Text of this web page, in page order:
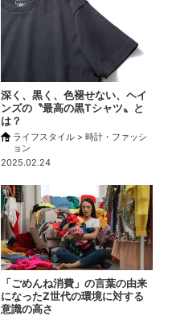
深く、黒く、色褪せない、ヘイ
ンズの〝最高の黒Tシャツ〟と
は？
ライフスタイル > 時計・ファッシ
ョン
2025.02.24
「ごめんね消費」の言葉の由来
になったZ世代の環境に対する
意識の高さ